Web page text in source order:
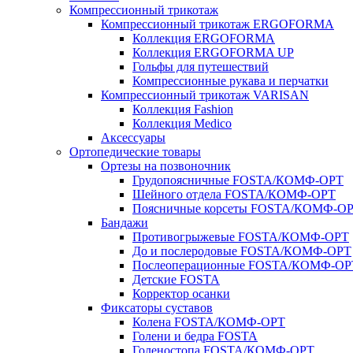
Компрессионный трикотаж
Компрессионный трикотаж ERGOFORMA
Коллекция ERGOFORMA
Коллекция ERGOFORMA UP
Гольфы для путешествий
Компрессионные рукава и перчатки
Компрессионный трикотаж VARISAN
Коллекция Fashion
Коллекция Medico
Аксессуары
Ортопедические товары
Ортезы на позвоночник
Грудопоясничные FOSTA/КОМФ-ОРТ
Шейного отдела FOSTA/КОМФ-ОРТ
Поясничные корсеты FOSTA/КОМФ-
Бандажи
Противогрыжевые FOSTA/КОМФ-ОРТ
До и послеродовые FOSTA/КОМФ-ОРТ
Послеоперационные FOSTA/КОМФ-
Детские FOSTA
Корректор осанки
Фиксаторы суставов
Колена FOSTA/КОМФ-ОРТ
Голени и бедра FOSTA